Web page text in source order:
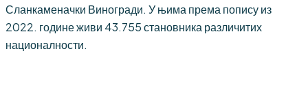
Сланкаменачки Виногради. У њима према попису из
2022. године живи 43.755 становника различитих
националности.